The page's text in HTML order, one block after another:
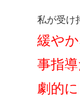
私が受け
緩や
事指
劇的